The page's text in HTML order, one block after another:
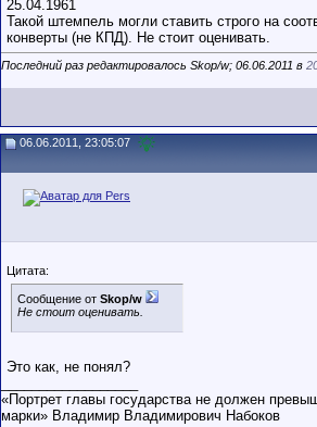
25.04.1961
Такой штемпель могли ставить строго на
конверты (не КПД). Не стоит оценивать.
Последний раз редактировалось Skop/w; 06.06.2011 в
06.06.2011, 23:05:07
Цитата:
Сообщение от Skop/w
Не стоит оценивать.
Это как, не понял?
«Портрет главы государства не должен
марки» Владимир Владимирович Набоков